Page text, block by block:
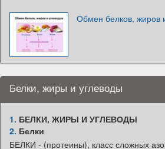
Обмен белков, жиров
Белки, жиры и углеводы
1. БЕЛКИ, ЖИРЫ И УГЛЕВОДЫ
2. Белки
БЕЛКИ - (протеины), класс сложных